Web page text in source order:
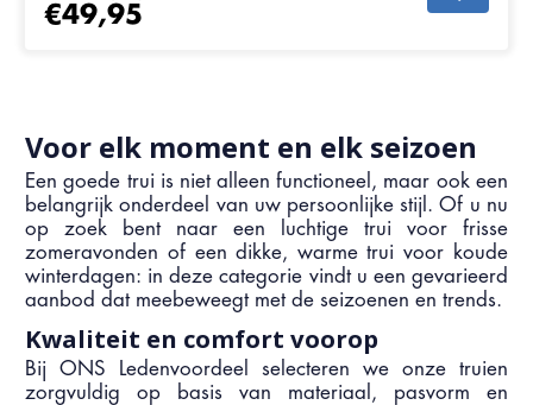
€49,95
Voor elk moment en elk seizoen
Een goede trui is niet alleen functioneel, maar ook een
belangrijk onderdeel van uw persoonlijke stijl. Of u nu
op zoek bent naar een luchtige trui voor frisse
zomeravonden of een dikke, warme trui voor koude
winterdagen: in deze categorie vindt u een gevarieerd
aanbod dat meebeweegt met de seizoenen en trends.
Kwaliteit en comfort voorop
Bij ONS Ledenvoordeel selecteren we onze truien
zorgvuldig op basis van materiaal, pasvorm en